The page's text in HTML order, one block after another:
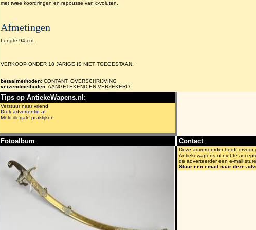
met twee koordringen en repousse van c-voluten.
Afmetingen
Lengte 94 cm.
VERKOOP ONDER 18 JARIGE IS NIET TOEGESTAAN.
betaalmethoden: CONTANT, OVERSCHRIJVING
verzendmethoden: AANGETEKEND EN VERZEKERD
Tips op AntiekeWapens.nl:
Verstuur naar vriend
Druk advertentie af
Meld illegale praktijken
Fotoalbum Contact
Deze adverteerder heeft ervoor
Antiekewapens.nl niet te
de adverteerder een e-mail
Stuur een email naar deze